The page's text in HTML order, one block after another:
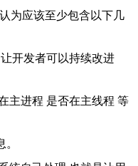
为应该至少包含以下几
开发者可以持续改进
主进程 是否在主线程 等